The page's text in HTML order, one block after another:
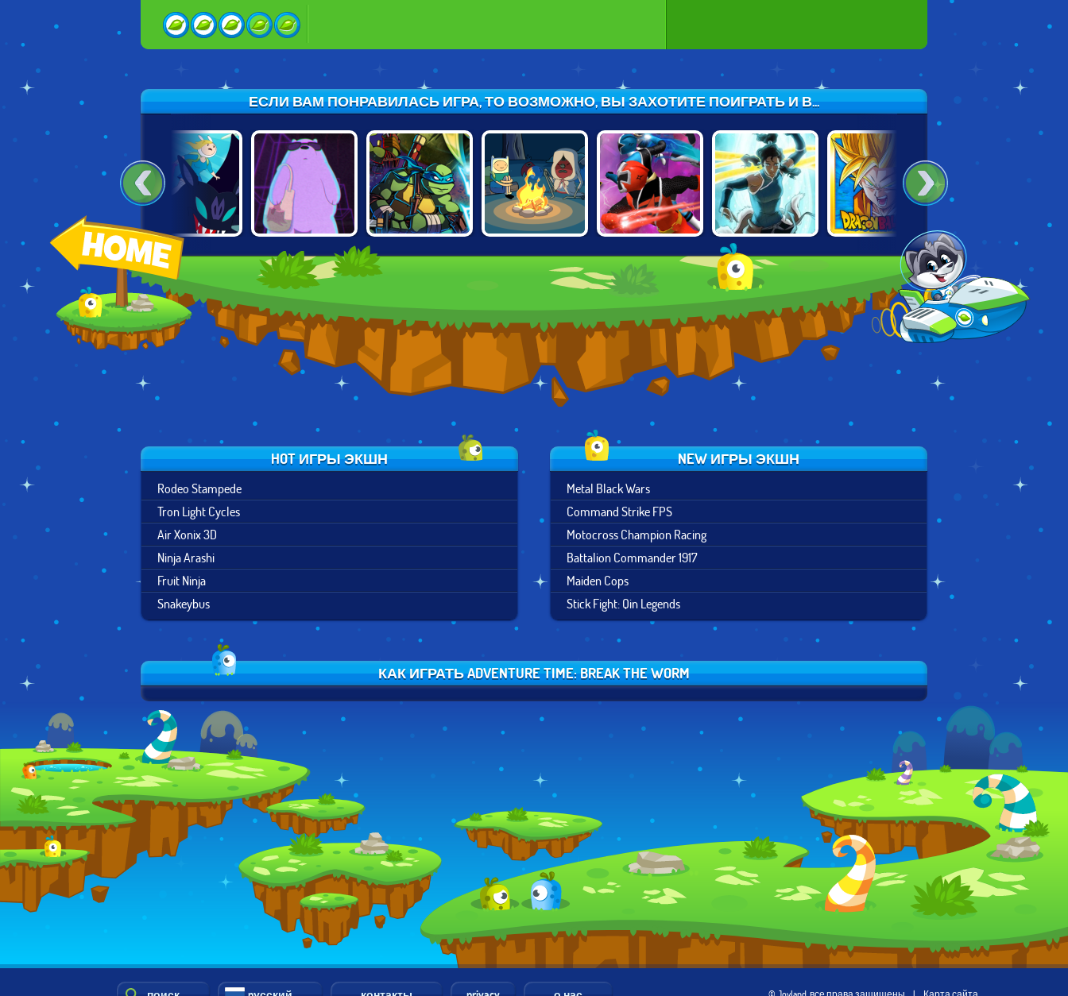
ЕСЛИ ВАМ ПОНРАВИЛАСЬ ИГРА, ТО ВОЗМОЖНО, ВЫ ЗАХОТИТЕ ПОИГРАТЬ И В...
ADVENTURE
TIME: WIZARD
ADVENTURE
TIME: FIONNA
FIGHTS
POLAR FORCE
TIME: FABLES OF
RANGERS:
ROUND 2
KORRA: DARK
INTO LIGHT
COMIC STARS
FIGHTING
FAIRLY ODD
PARENTS: FIGHT
OF THE
FUTUREBOTS
HOT ИГРЫ ЭКШН
Rodeo Stampede
Tron Light Cycles
Air Xonix 3D
Ninja Arashi
Fruit Ninja
Snakeybus
NEW ИГРЫ ЭКШН
Metal Black Wars
Command Strike FPS
Motocross Champion Racing
Battalion Commander 1917
Maiden Cops
Stick Fight: Qin Legends
КАК ИГРАТЬ ADVENTURE TIME: BREAK THE WORM